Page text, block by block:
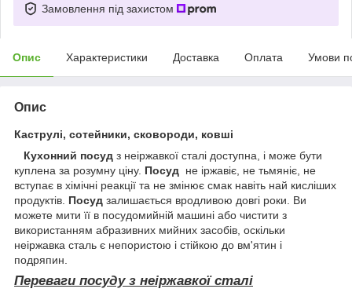
Замовлення під захистом
Опис Характеристики Доставка Оплата Умови
Опис
Каструлі, сотейники, сковороди, ковші
Кухонний посуд з неіржавкої сталі доступна, і може бути
куплена за розумну ціну. Посуд не іржавіє, не тьмяніє, не
вступає в хімічні реакції та не змінює смак навіть най кисліших
продуктів. Посуд залишається вродливою довгі роки. Ви
можете мити її в посудомийній машині або чистити з
використанням абразивних мийних засобів, оскільки
неіржавка сталь є непористою і стійкою до вм'ятин і
подряпин.
Переваги посуду з неіржавкої сталі